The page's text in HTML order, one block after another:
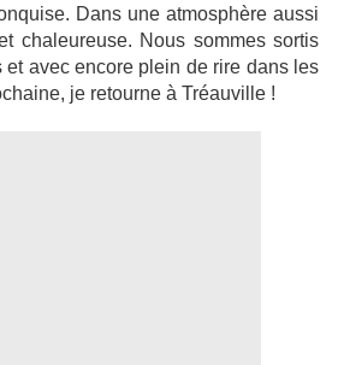
Dans une atmosphère aussi
chaleureuse. Nous sommes sortis
avec encore plein de rire dans les
je retourne à Tréauville !